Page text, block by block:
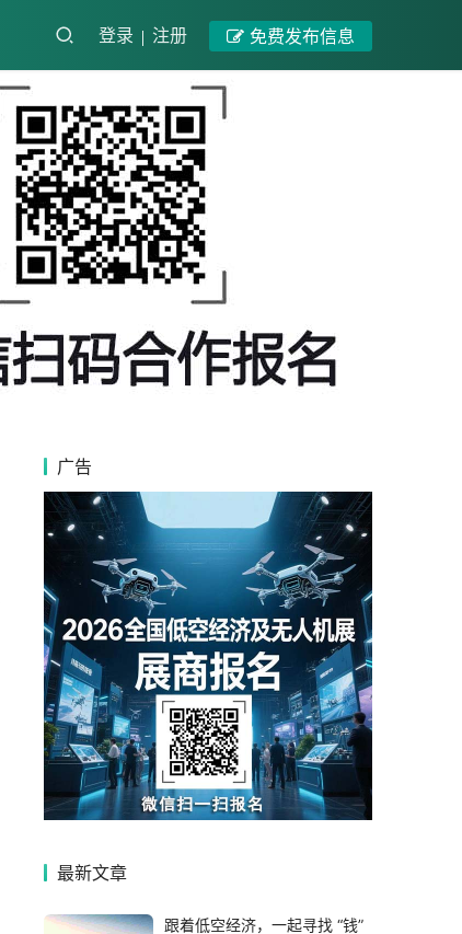
登录 注册 免费发布信息
广告
最新文章
跟着低空经济，一起寻找 “钱”